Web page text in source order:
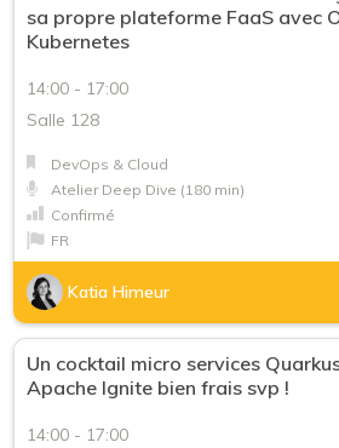
sa propre plateforme FaaS avec
Kubernetes
14:00 - 17:00
Salle 128
DevOps & Cloud
Atelier Deep Dive (180 min)
Confirmé
FR
Katia Himeur
Un cocktail micro services
Apache Ignite bien frais svp !
14:00 - 17:00